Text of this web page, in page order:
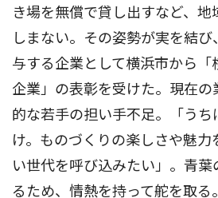
き場を無償で貸し出すなど、
しまない。その姿勢が実を結
与する企業として横浜市から「
企業」の表彰を受けた。現在の
的な若手の担い手不足。「うち
け。ものづくりの楽しさや魅力
い世代を呼び込みたい」。青葉
るため、情熱を持って舵を取る。